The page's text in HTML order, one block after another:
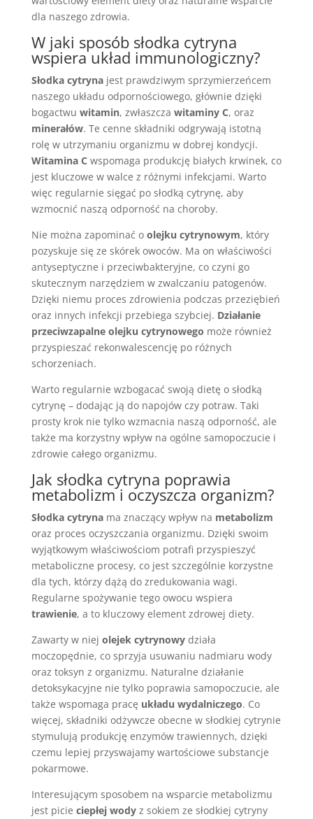
dla naszego zdrowia.
W jaki sposób słodka cytryna
wspiera układ immunologiczny?
Słodka cytrynajest prawdziwym sprzymierzeńcem
naszego układu odpornościowego, głównie dzięki
bogactwu witamin, zwłaszcza witaminy C, oraz
minerałów. Te cenne składniki odgrywają istotną
rolę w utrzymaniu organizmu w dobrej kondycji.
Witamina C wspomaga produkcję białych krwinek, co
jest kluczowe w walce z różnymi infekcjami. Warto
więc regularnie sięgać po słodką cytrynę, aby
wzmocnić naszą odporność na choroby.
Nie można zapominać o olejku cytrynowym, który
pozyskuje się ze skórek owoców. Ma on właściwości
antyseptyczne i przeciwbakteryjne, co czyni go
skutecznym narzędziem w zwalczaniu patogenów.
Dzięki niemu proces zdrowienia podczas przeziębień
oraz innych infekcji przebiega szybciej. Działanie
przeciwzapalne olejku cytrynowego może również
przyspieszać rekonwalescencję po różnych
schorzeniach.
Warto regularnie wzbogacać swoją dietę o słodką
cytrynę – dodając ją do napojów czy potraw. Taki
prosty krok nie tylko wzmacnia naszą odporność, ale
także ma korzystny wpływ na ogólne samopoczucie i
zdrowie całego organizmu.
Jak słodka cytryna poprawia
metabolizm i oczyszcza organizm?
Słodka cytrynama znaczący wpływ na metabolizm
oraz proces oczyszczania organizmu. Dzięki swoim
wyjątkowym właściwościom potrafi przyspieszyć
metaboliczne procesy, co jest szczególnie korzystne
dla tych, którzy dążą do zredukowania wagi.
Regularne spożywanie tego owocu wspiera
trawienie, a to kluczowy element zdrowej diety.
Zawarty w niej olejek cytrynowydziała
moczopędnie, co sprzyja usuwaniu nadmiaru wody
oraz toksyn z organizmu. Naturalne działanie
detoksykacyjne nie tylko poprawia samopoczucie, ale
także wspomaga pracę układu wydalniczego. Co
więcej, składniki odżywcze obecne w słodkiej cytrynie
stymulują produkcję enzymów trawiennych, dzięki
czemu lepiej przyswajamy wartościowe substancje
pokarmowe.
Interesującym sposobem na wsparcie metabolizmu
jest picie ciepłej wodyz sokiem ze słodkiej cytryny